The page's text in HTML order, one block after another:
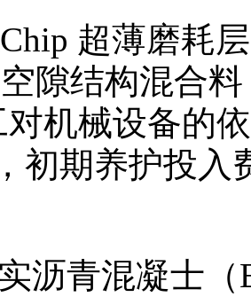
超薄磨耗
隙结构混合
对机械设备的
初期养护投
沥青混凝士（